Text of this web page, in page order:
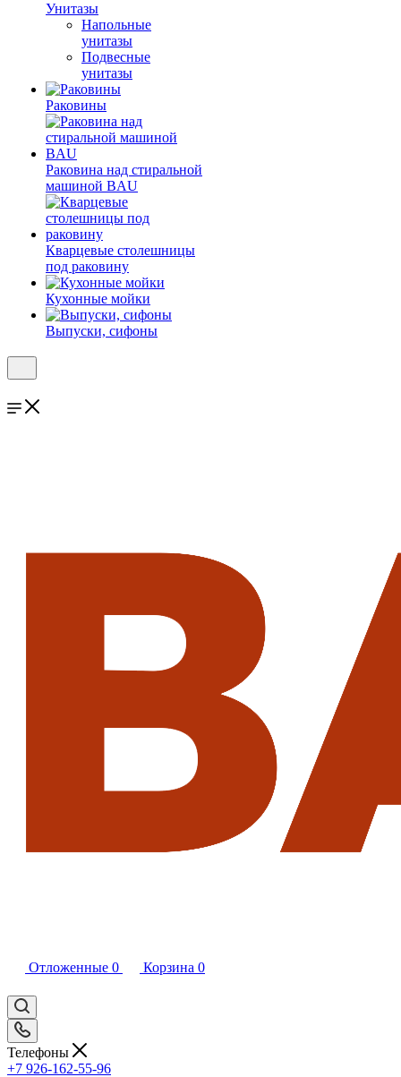
Унитазы
Напольные
унитазы
Подвесные
унитазы
Раковины
Раковина над стиральной
машиной BAU
Кварцевые столешницы
под раковину
Кухонные мойки
Выпуски, сифоны
Отложенные 0 Корзина 0
Телефоны
+7 926-162-55-96